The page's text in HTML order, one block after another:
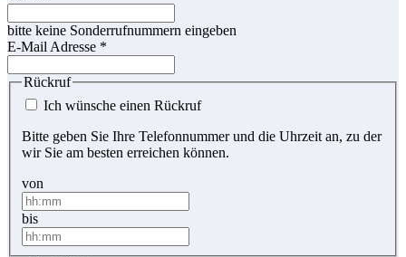
bitte keine Sonderrufnummern eingeben
E-Mail Adresse *
Rückruf
Ich wünsche einen Rückruf
Bitte geben Sie Ihre Telefonnummer und die Uhrzeit an, zu der
wir Sie am besten erreichen können.
von
bis